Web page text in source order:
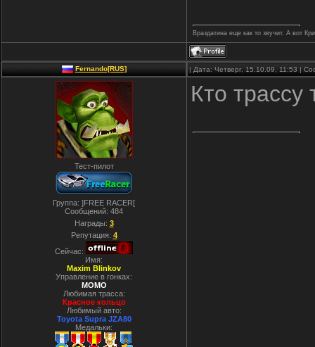
Враздатина еще как то звучит. А вот
Fernando[RUS] | Дата: Четверг, 15.10.09, 11:53 |
Тест-пилот
Группа: ]FREE RACER[
Сообщений: 484
Награды: 3
Репутация: 4
Сейчас:
Имя:
Maxim Blinkov
Управление в гонках:
MOMO
Любимая трасса:
Красное кольцо
Любимый авто:
Toyota Supra JZA80
Медальки:
Кто трассу